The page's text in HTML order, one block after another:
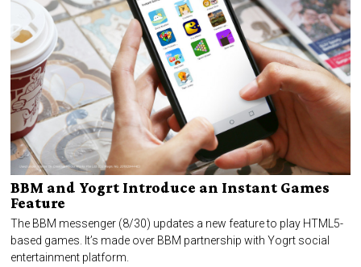
BBM and Yogrt Introduce an Instant Games
Feature
The BBM messenger (8/30) updates a new feature to play HTML5-
based games. It’s made over BBM partnership with Yogrt social
entertainment platform.